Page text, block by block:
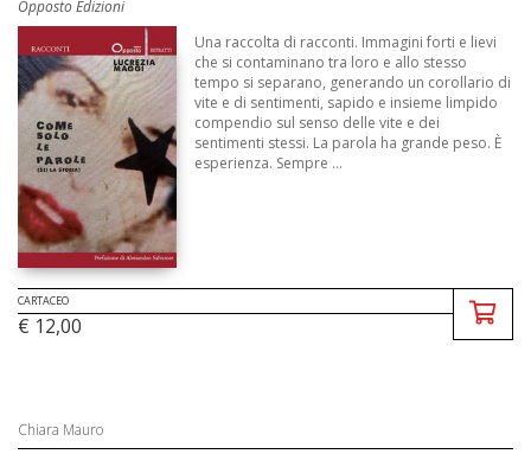
Opposto Edizioni
Una raccolta di racconti. Immagini forti e lievi
che si contaminano tra loro e allo stesso
tempo si separano, generando un corollario di
vite e di sentimenti, sapido e insieme limpido
compendio sul senso delle vite e dei
sentimenti stessi. La parola ha grande peso. È
esperienza. Sempre ...
CARTACEO
€ 12,00
Chiara Mauro